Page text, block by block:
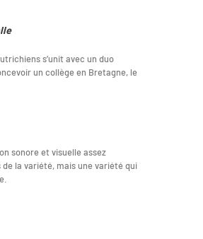
s’unit avec un duo
un collège en Bretagne, le
sonore et visuelle assez
la variété, mais une variété qui